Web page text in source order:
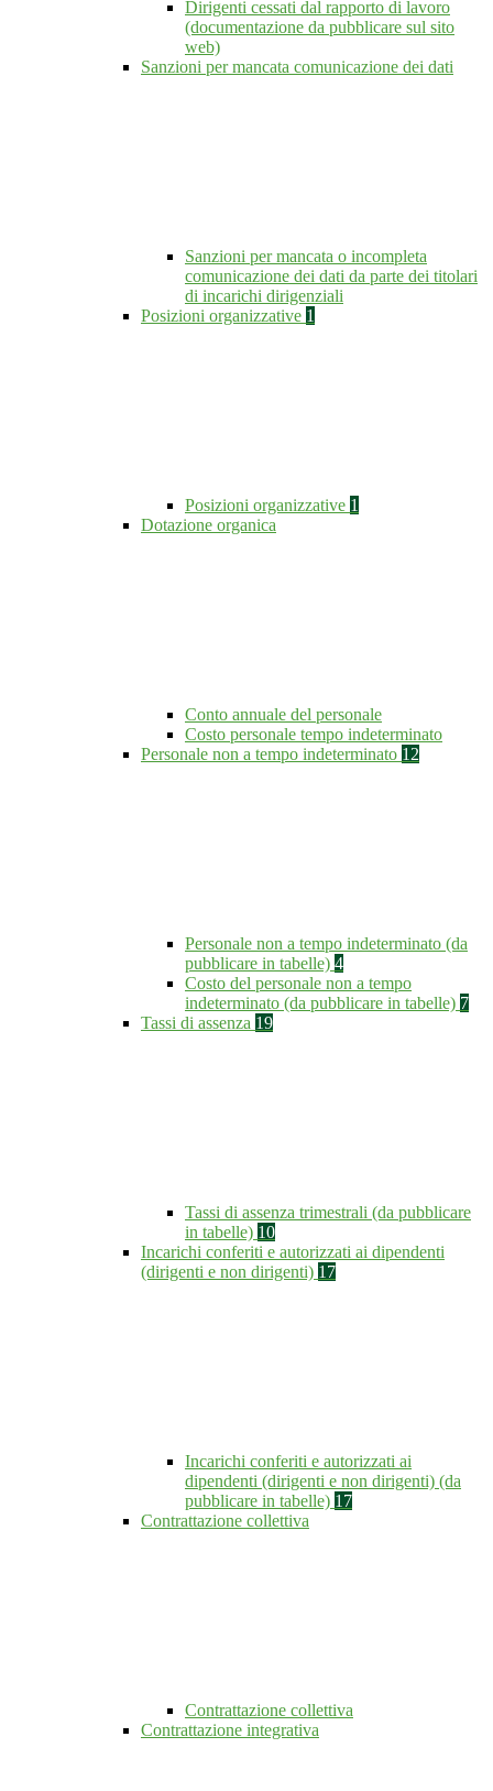
Dirigenti cessati dal rapporto di lavoro
(documentazione da pubblicare sul sito
web)
Sanzioni per mancata comunicazione dei dati
Sanzioni per mancata o incompleta
comunicazione dei dati da parte dei titolari
di incarichi dirigenziali
Posizioni organizzative 1
Posizioni organizzative 1
Dotazione organica
Conto annuale del personale
Costo personale tempo indeterminato
Personale non a tempo indeterminato 12
Personale non a tempo indeterminato (da
pubblicare in tabelle) 4
Costo del personale non a tempo
indeterminato (da pubblicare in tabelle) 7
Tassi di assenza 19
Tassi di assenza trimestrali (da pubblicare
in tabelle) 10
Incarichi conferiti e autorizzati ai dipendenti
(dirigenti e non dirigenti) 17
Incarichi conferiti e autorizzati ai
dipendenti (dirigenti e non dirigenti) (da
pubblicare in tabelle) 17
Contrattazione collettiva
Contrattazione collettiva
Contrattazione integrativa